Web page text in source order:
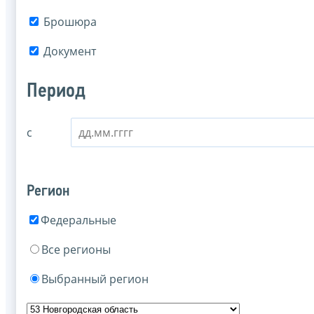
Брошюра
Документ
Период
с
Регион
Федеральные
Все регионы
Выбранный регион